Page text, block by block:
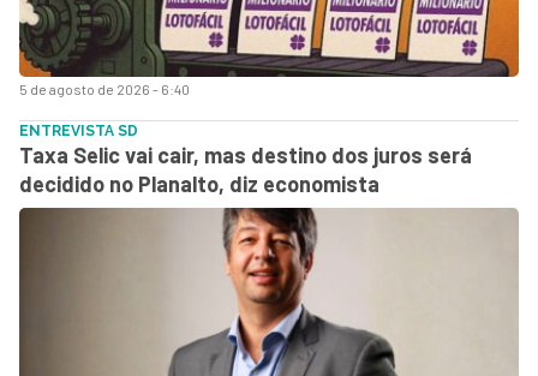
5 de agosto de 2026 - 6:40
ENTREVISTA SD
Taxa Selic vai cair, mas destino dos juros será
decidido no Planalto, diz economista